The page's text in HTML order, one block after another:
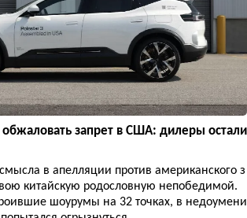
обжаловать запрет в США: дилеры остали
в апелляции против американского з
китайскую родословную непобедимой.
шоурумы на 32 точках, в недоумени